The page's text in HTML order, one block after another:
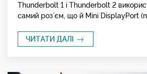
Thunderbolt 1 і Thunderbolt 2
самий роз`єм, що й Mini DisplayPort
ЧИТАТИ ДАЛІ